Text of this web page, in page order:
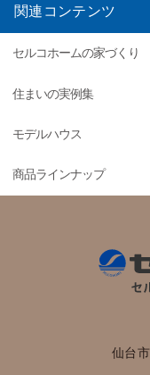
関連コンテンツ
セルコホームの家づくり
住まいの実例集
モデルハウス
商品ラインナップ
仙台